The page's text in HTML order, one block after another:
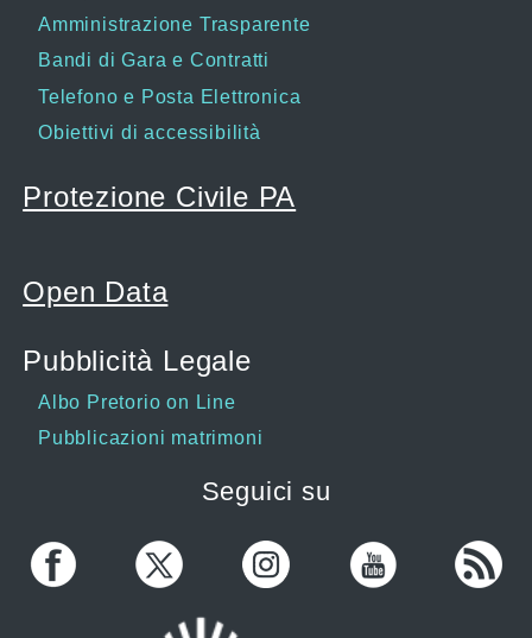
Amministrazione Trasparente
Bandi di Gara e Contratti
Telefono e Posta Elettronica
Obiettivi di accessibilità
Protezione Civile PA
Open Data
Pubblicità Legale
Albo Pretorio on Line
Pubblicazioni matrimoni
Seguici su